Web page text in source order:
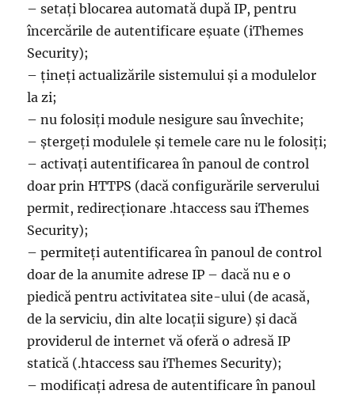
– setați blocarea automată după IP, pentru
încercările de autentificare eșuate (iThemes
Security);
– țineți actualizările sistemului și a modulelor
la zi;
– nu folosiți module nesigure sau învechite;
– ștergeți modulele și temele care nu le folosiți;
– activați autentificarea în panoul de control
doar prin HTTPS (dacă configurările serverului
permit, redirecționare .htaccess sau iThemes
Security);
– permiteți autentificarea în panoul de control
doar de la anumite adrese IP – dacă nu e o
piedică pentru activitatea site-ului (de acasă,
de la serviciu, din alte locații sigure) și dacă
providerul de internet vă oferă o adresă IP
statică (.htaccess sau iThemes Security);
– modificați adresa de autentificare în panoul